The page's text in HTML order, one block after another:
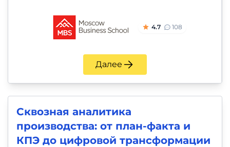
4.7 108
Далее
Сквозная аналитика
производства: от план-факта и
КПЭ до цифровой трансформации